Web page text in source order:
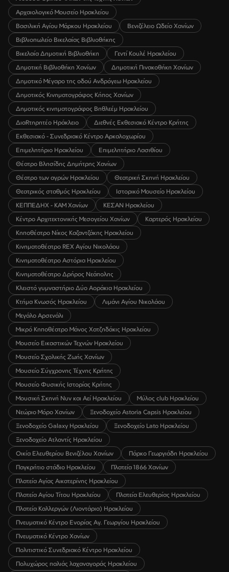
Αρχαιολογικό Μουσείο Ηρακλείου
Βασιλική Αγίου Μάρκου Ηρακλείου
Βενιζέλειο Ωδείο Χανίων
Βιβλιοπωλείο Βικελαίας Βιβλιοθήκης
Βικελαία Δημοτική Βιβλιοθήκη
Γεντί Κουλέ Ηρακλείου
Δημοτική Βιβλιοθήκη Χανίων
Δημοτική Πινακοθήκη Χανίων
Δημοτικό Μέγαρο της οδού Ανδρόγεω Ηρακλείου
Δημοτικός Κινηματογράφος Κήπος Χανίων
Δημοτικός κινηματογράφος Βηθλεέμ Ηρακλείου
ΔιαRτηρητέο Ηράκλειο
Διεθνές Εκθεσιακό Κέντρο Κρήτης
Εκθεσιακό - Συνεδριακό Κέντρο Αρκαλοχωρίου
Επιμελητήριο Ηρακλείου
Επιμελητήριο Λασιθίου
Θέατρο Βλησίδης Δημήτρης Χανίων
Θέατρο των αγρών Ηρακλείου
Θεατρική Σκηνή Ηρακλείου
Θεατρικός σταθμός Ηρακλείου
Ιστορικό Μουσείο Ηρακλείου
ΚΕΠΠΕΔΗΧ - ΚΑΜ Χανίων
ΚΕΣΑΝ Ηρακλείου
Κέντρο Αρχιτεκτονικής Μεσογείου Χανίων
Καρτερός Ηρακλείου
Κηποθέατρο Νίκος Καζαντζάκης Ηρακλείου
Κινηματοθέατρο REX Αγίου Νικολάου
Κινηματοθέατρο Αστόρια Ηρακλείου
Κινηματοθέατρο Δρήρος Νεάπολης
Κλειστό γυμναστήριο Δύο Αοράκια Ηρακλείου
Κτήμα Κνωσός Ηρακλείου
Λιμάνι Αγίου Νικολάου
Μεγάλο Αρσενάλι
Μικρό Κηποθέατρο Μάνος Χατζηδάκις Ηρακλείου
Μουσείο Εικαστικών Τεχνών Ηρακλείου
Μουσείο Σχολικής Ζωής Χανίων
Μουσείο Σύγχρονης Τέχνης Κρήτης
Μουσείο Φυσικής Ιστορίας Κρήτης
Μουσική Σκηνή Νυν και Αεί Ηρακλείου
Μύλος club Ηρακλείου
Νεώριο Μόρο Χανίων
Ξενοδοχείο Astoria Capsis Ηρακλείου
Ξενοδοχείο Galaxy Ηρακλείου
Ξενοδοχείο Lato Ηρακλείου
Ξενοδοχείο Ατλαντίς Ηρακλείου
Οικία Ελευθερίου Βενιζέλου Χανίων
Πάρκο Γεωργιάδη Ηρακλείου
Παγκρήτιο στάδιο Ηρακλείου
Πλατεία 1866 Χανίων
Πλατεία Αγίας Αικατερίνης Ηρακλείου
Πλατεία Αγίου Τίτου Ηρακλείου
Πλατεία Ελευθερίας Ηρακλείου
Πλατεία Καλλεργών (Λιοντάρια) Ηρακλείου
Πνευματικό Κέντρο Ενορίας Αγ. Γεωργίου Ηρακλείου
Πνευματικό Κέντρο Χανίων
Πολιτιστικό Συνεδριακό Κέντρο Ηρακλείου
Πολυχώρος παλιάς λαχαναγοράς Ηρακλείου